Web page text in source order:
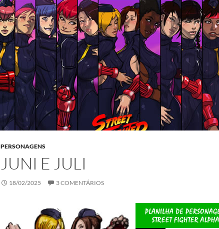
PERSONAGENS
JUNI E JULI
18/02/2025 3 COMENTÁRIOS